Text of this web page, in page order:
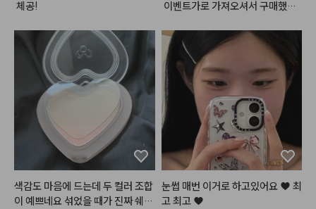
체공!
이벤트가로 가져오셔서 구매했어
제일 안뜨고 제일 하얘지는 것 같
아용
색감도 마음에 드는데 두 컬러 조합
이 예쁘네요 섞었을 때가 진짜 쉐딩
눈썹 매번 이거로 하고있어요 ♥ 최
고 최고 ♥